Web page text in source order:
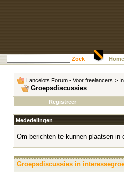
Zoek Home
Lancelots Forum - Voor freelancers >
Groepsdiscussies
Registreer
Mededelingen
Om berichten te kunnen plaatsen
Groepsdiscussies in